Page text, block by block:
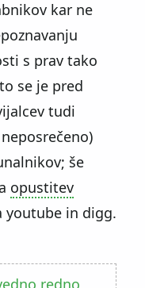
kar ne
s prav tako
se je pred
tudi
še
opustitev
in digg.